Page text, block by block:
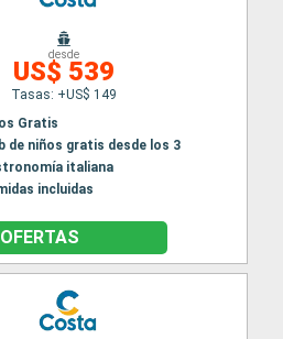
desde
US$ 539
Tasas: +US$ 149
Gratis
de niños gratis desde los 3
italiana
incluidas